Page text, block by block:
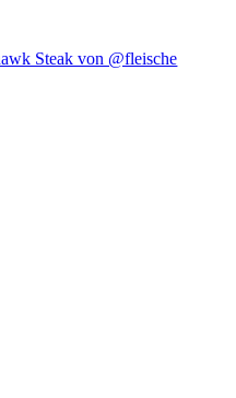
Steak von @fleische